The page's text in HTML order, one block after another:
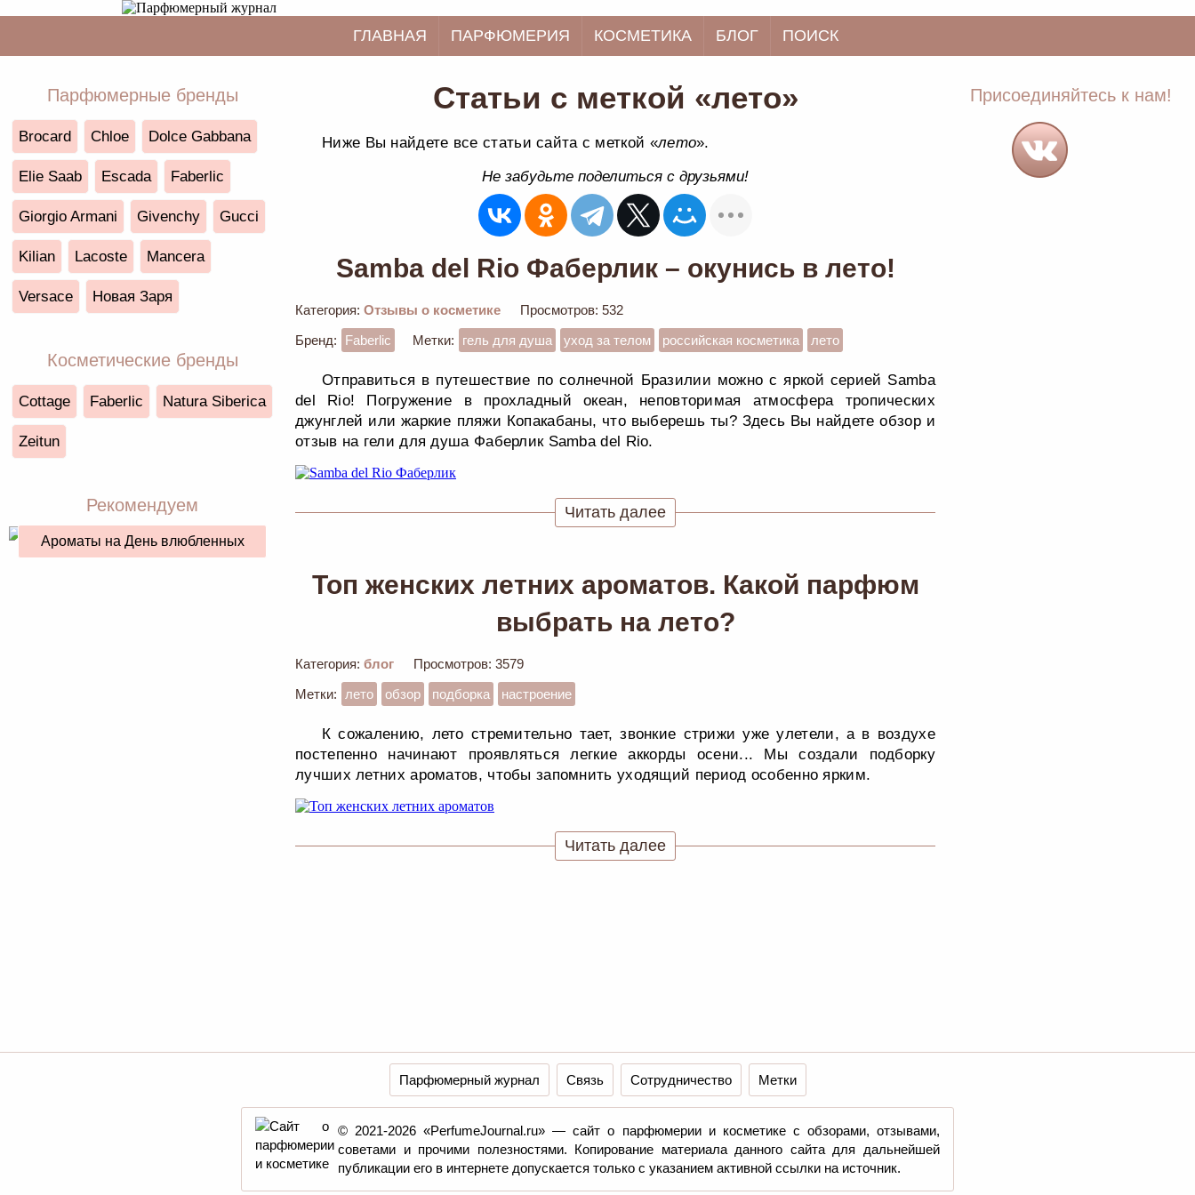
ГЛАВНАЯ ПАРФЮМЕРИЯ КОСМЕТИКА БЛОГ ПОИСК
Статьи с меткой «лето»
Ниже Вы найдете все статьи сайта с меткой «лето».
Не забудьте поделиться с друзьями!
Samba del Rio Фаберлик – окунись в лето!
Категория: Отзывы о косметике
Просмотров: 532
Бренд:
Faberlic Метки: гель для душа уход за телом российская косметика лето
Отправиться в путешествие по солнечной Бразилии можно с яркой серией Samba
del Rio! Погружение в прохладный океан, неповторимая атмосфера тропических
джунглей или жаркие пляжи Копакабаны, что выберешь ты? Здесь Вы найдете обзор и
отзыв на гели для душа Фаберлик Samba del Rio.
Читать далее
Топ женских летних ароматов. Какой парфюм
выбрать на лето?
Категория: блог
Просмотров: 3579
Метки:
лето обзор подборка настроение
К сожалению, лето стремительно тает, звонкие стрижи уже улетели, а в воздухе
постепенно начинают проявляться легкие аккорды осени... Мы создали подборку
лучших летних ароматов, чтобы запомнить уходящий период особенно ярким.
Читать далее
Парфюмерные бренды
Brocard Chloe Dolce Gabbana
Elie Saab Escada Faberlic
Giorgio Armani Givenchy Gucci
Kilian Lacoste Mancera
Versace Новая Заря
Косметические бренды
Cottage Faberlic Natura Siberica
Zeitun
Рекомендуем
Ароматы на День влюбленных
Присоединяйтесь к нам!
Парфюмерный журнал Связь Сотрудничество Метки
© 2021-2026 «PerfumeJournal.ru» — сайт о парфюмерии и косметике с обзорами, отзывами,
советами и прочими полезностями. Копирование материала данного сайта для дальнейшей
публикации его в интернете допускается только с указанием активной ссылки на источник.